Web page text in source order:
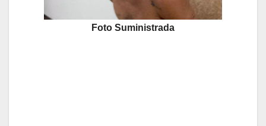
Foto Suministrada